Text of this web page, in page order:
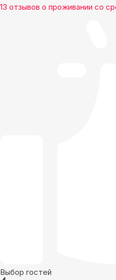
13 отзывов о проживании со
Выбор гостей